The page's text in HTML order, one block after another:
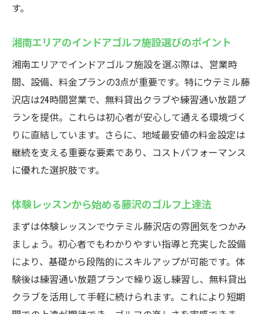
す。
湘南エリアのインドアゴルフ施設選びのポイント
湘南エリアでインドアゴルフ施設を選ぶ際は、営業時
間、設備、料金プランの3点が重要です。特にウテミル藤
沢店は24時間営業で、無料貸出クラブや練習通い放題プ
ランを提供。これらは初心者が安心して通える環境づく
りに直結しています。さらに、地域最安値の料金設定は
継続を支える重要な要素であり、コストパフォーマンス
に優れた選択肢です。
体験レッスンから始める藤沢のゴルフ上達法
まずは体験レッスンでウテミル藤沢店の雰囲気をつかみ
ましょう。初心者でもわかりやすい指導と充実した設備
により、基礎から段階的にスキルアップが可能です。体
験後は練習通い放題プランで繰り返し練習し、無料貸出
クラブを活用して手軽に続けられます。これにより短期